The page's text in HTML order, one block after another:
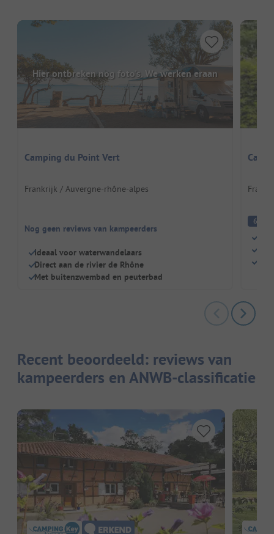
Hier ontbreken nog foto's. We werken eraan
Camping du Point Vert
Frankrijk / Auvergne-rhône-alpes
Nog geen reviews van kampeerders
Ideaal voor waterwandelaars
Direct aan de rivier de Rhône
Met buitenzwembad en peuterbad
6
Recent beoordeeld: reviews van
kampeerders en ANWB-classificatie